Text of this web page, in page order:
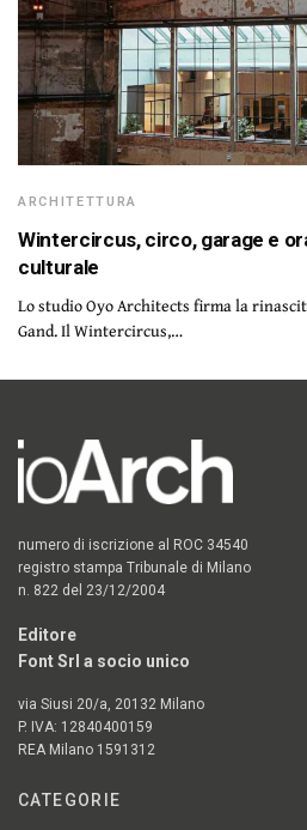
ARCHITETTURA
Wintercircus, circo, garage e
culturale
Lo studio Oyo Architects firma la
Gand. Il Wintercircus,…
numero di iscrizione al ROC 34540
registro stampa Tribunale di Milano
n. 822 del 23/12/2004
Editore
Font Srl a socio unico
via Siusi 20/a, 20132 Milano
P. IVA: 12840400159
REA Milano 1591312
CATEGORIE